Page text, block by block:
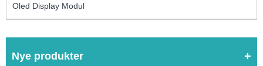
Oled Display Modul
Nye produkter